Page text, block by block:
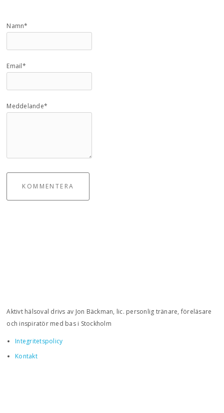
Namn*
Email*
Meddelande*
KOMMENTERA
Aktivt hälsoval drivs av Jon Bäckman, lic. personlig tränare, föreläsare
och inspiratör med bas i Stockholm
Integritetspolicy
Kontakt